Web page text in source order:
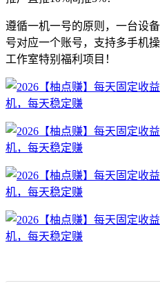
遵循一机一号的原则，一台设
号对应一个账号，支持多手机
工作室特别福利项目！